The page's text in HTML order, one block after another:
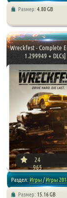
Размер: 4.80 GB
Wreckfest - Complete
1.299949 +
24
965
Раздел: Игры/Игры
Размер: 15.16 GB